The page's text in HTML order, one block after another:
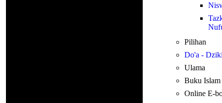
Pilihan
Do'a -
Ulama
Buku Islam
Online E-